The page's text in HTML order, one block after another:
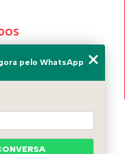
pelo WhatsApp